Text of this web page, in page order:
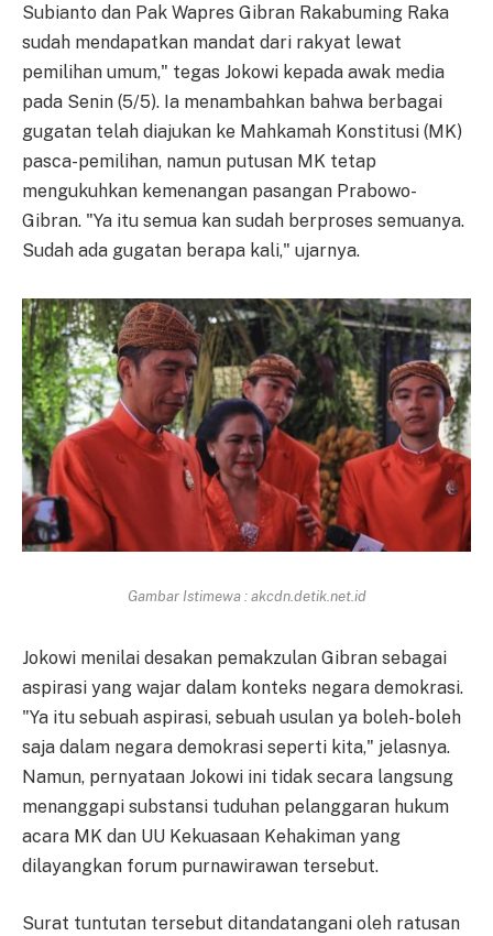
Subianto dan Pak Wapres Gibran Rakabuming Raka
sudah mendapatkan mandat dari rakyat lewat
pemilihan umum," tegas Jokowi kepada awak media
pada Senin (5/5). Ia menambahkan bahwa berbagai
gugatan telah diajukan ke Mahkamah Konstitusi (MK)
pasca-pemilihan, namun putusan MK tetap
mengukuhkan kemenangan pasangan Prabowo-
Gibran. "Ya itu semua kan sudah berproses semuanya.
Sudah ada gugatan berapa kali," ujarnya.
Gambar Istimewa : akcdn.detik.net.id
Jokowi menilai desakan pemakzulan Gibran sebagai
aspirasi yang wajar dalam konteks negara demokrasi.
"Ya itu sebuah aspirasi, sebuah usulan ya boleh-boleh
saja dalam negara demokrasi seperti kita," jelasnya.
Namun, pernyataan Jokowi ini tidak secara langsung
menanggapi substansi tuduhan pelanggaran hukum
acara MK dan UU Kekuasaan Kehakiman yang
dilayangkan forum purnawirawan tersebut.
Surat tuntutan tersebut ditandatangani oleh ratusan